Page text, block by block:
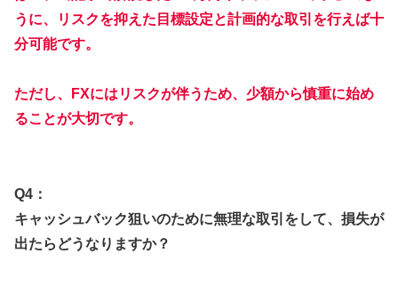
うに、リスクを抑えた目標設定と計画的な取引を行えば十
分可能です。
ただし、FXにはリスクが伴うため、少額から慎重に始め
ることが大切です。
Q4：
キャッシュバック狙いのために無理な取引をして、損失が
出たらどうなりますか？